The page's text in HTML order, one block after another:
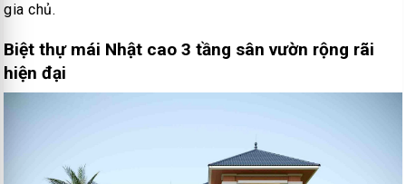
gia chủ.
Biệt thự mái Nhật cao 3 tầng sân vườn rộng rãi
hiện đại